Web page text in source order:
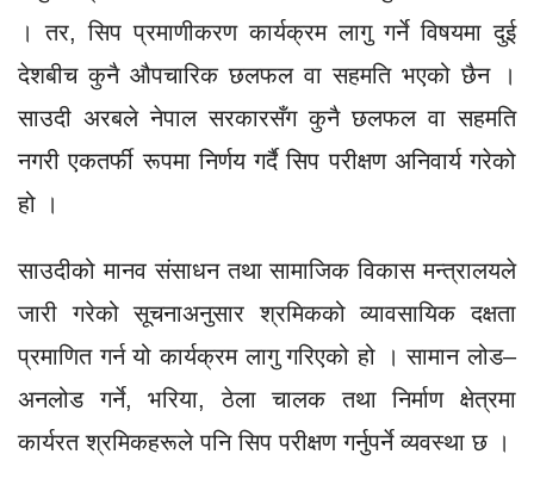
। तर, सिप प्रमाणीकरण कार्यक्रम लागु गर्ने विषयमा दुई
देशबीच कुनै औपचारिक छलफल वा सहमति भएको छैन ।
साउदी अरबले नेपाल सरकारसँग कुनै छलफल वा सहमति
नगरी एकतर्फी रूपमा निर्णय गर्दै सिप परीक्षण अनिवार्य गरेको
हो ।
साउदीको मानव संसाधन तथा सामाजिक विकास मन्त्रालयले
जारी गरेको सूचनाअनुसार श्रमिकको व्यावसायिक दक्षता
प्रमाणित गर्न यो कार्यक्रम लागु गरिएको हो । सामान लोड–
अनलोड गर्ने, भरिया, ठेला चालक तथा निर्माण क्षेत्रमा
कार्यरत श्रमिकहरूले पनि सिप परीक्षण गर्नुपर्ने व्यवस्था छ ।